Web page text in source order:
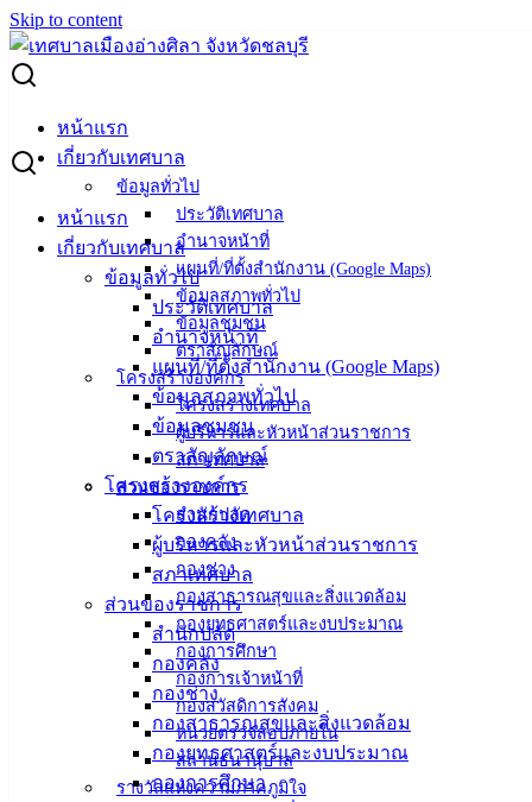
Skip to content
หน้าแรก
เกี่ยวกับเทศบาล
ข้อมูลทั่วไป
ประวัติเทศบาล
อำนาจหน้าที่
แผนที่/ที่ตั้งสำนักงาน (Google Maps)
ข้อมูลสภาพทั่วไป
ข้อมูลชุมชน
ตราสัญลักษณ์
โครงสร้างองค์กร
โครงสร้างเทศบาล
ผู้บริหารและหัวหน้าส่วนราชการ
สภาเทศบาล
ส่วนของราชการ
สำนักปลัด
กองคลัง
กองช่าง
กองสาธารณสุขและสิ่งแวดล้อม
กองยุทธศาสตร์และงบประมาณ
กองการศึกษา
กองการเจ้าหน้าที่
กองสวัสดิการสังคม
หน่วยตรวจสอบภายใน
สถานธนานุบาล
รางวัลแห่งความภาคภูมิใจ
หน้าแรก
เกี่ยวกับเทศบาล
ข้อมูลทั่วไป
ประวัติเทศบาล
อำนาจหน้าที่
แผนที่/ที่ตั้งสำนักงาน (Google Maps)
ข้อมูลสภาพทั่วไป
ข้อมูลชุมชน
ตราสัญลักษณ์
โครงสร้างองค์กร
โครงสร้างเทศบาล
ผู้บริหารและหัวหน้าส่วนราชการ
สภาเทศบาล
ส่วนของราชการ
สำนักปลัด
กองคลัง
กองช่าง
กองสาธารณสุขและสิ่งแวดล้อม
กองยุทธศาสตร์และงบประมาณ
กองการศึกษา
Search for:
ทม.อ่างศิลา พัฒนาอาชีพครู ยกระดับคุณภาพการเรียนการสอน
เด็กปฐมวัย
ทม.อ่างศิลา พัฒนาอาชีพครู ยกระดับ
คุณภาพการเรียนการสอนเด็กปฐมวัย
กรกฎาคม 10, 2023กรกฎาคม 10, 2023
(10 กรกฎาคม 2566) คณะครูและบุคลากรทางการศึกษา
เทศบาลเมืองอ่างศิลา เยี่ยมชมการจัดการเรียนการสอนเด็ก
ปฐมวัย ภายในโรงเรียนสาธิต “พิบูลบำเพ็ญ” มหาวิทยาลัยบูรพา
ต.แสนสุข อ.เมืองชลบุรี จ.ชลบุรี เพื่อเรียนรู้การจัดการเรียนการ
สอนเด็กปฐมวัยอย่างมีคุณภาพ ตามโครงการอบรมและศึกษาดู
งาน เพื่อพัฒนาอาชีพครู บุคลากรทางการศึกษา ประจำปี พ.ศ.
2566 ระหว่างวันที่ 8 – 10 กรกฎาคม 2566 โดยมีผู้ช่วย
ศาสตราจารย์ ดร.สุกัลยา สุเฌอ รองคณบดีฝ่ายบริการวิชาการ
และกิจการพิเศษ คณะศึกษาศาสตร์ มหาวิทยาลัยบูรพา และ
ดร.อาพันธ์ชนิต เจนจิต ผู้รักษาราชการแทนผู้อำนวยการ
โรงเรียนสาธิต “พิบูลบำเพ็ญ” นำเยี่ยมชมและแลกเปลี่ยนเรียนรู้
การจัดกิจกรรมต่างๆ เช่น กิจกรรมตามหลักสูตร กิจกรรมเสริม
ประสบการณ์ประจำวัน การจัดทำเอกสารต่างๆ การจัด
โภชนาการในเด็กปฐมวัย และการปฏิบัติงานของฝ่ายงานต่างๆ